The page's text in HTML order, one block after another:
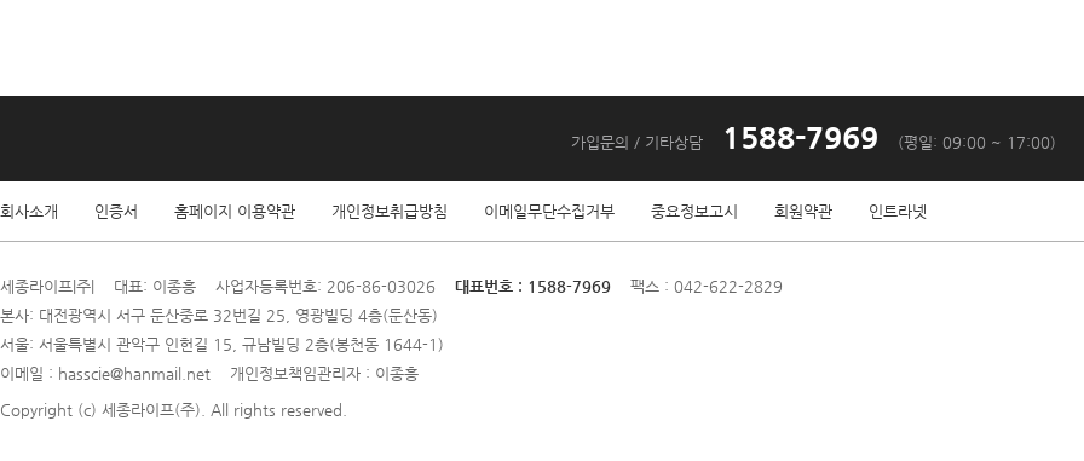
가입문의 / 기타상담 1588-7969 (평일: 09:00 ~ 17:00)
회사소개 인증서 홈페이지 이용약관 개인정보취급방침 이메일무단수집거부 중요정보고시 회원약관 인트라넷
세종라이프|주| 대표: 이종흥 사업자등록번호: 206-86-03026 대표번호 : 1588-7969 팩스 : 042-622-2829
본사: 대전광역시 서구 둔산중로 32번길 25, 영광빌딩 4층(둔산동)
서울: 서울특별시 관악구 인헌길 15, 규남빌딩 2층(봉천동 1644-1)
이메일 : hasscie@hanmail.net 개인정보책임관리자 : 이종흥
Copyright (c) 세종라이프(주). All rights reserved.